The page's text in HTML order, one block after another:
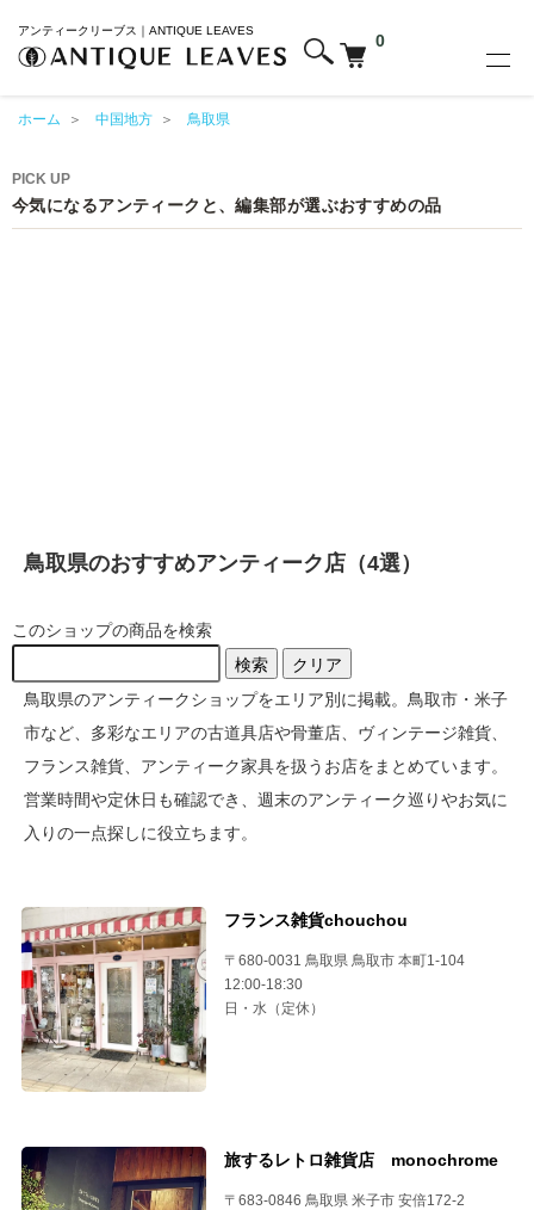
アンティークリーブス｜ANTIQUE LEAVES
0
ホーム ＞ 中国地方 ＞ 鳥取県
PICK UP
今気になるアンティークと、編集部が選ぶおすすめの品
鳥取県のおすすめアンティーク店（4選）
このショップの商品を検索
検索 クリア
鳥取県のアンティークショップをエリア別に掲載。鳥取市・米子
市など、多彩なエリアの古道具店や骨董店、ヴィンテージ雑貨、
フランス雑貨、アンティーク家具を扱うお店をまとめています。
営業時間や定休日も確認でき、週末のアンティーク巡りやお気に
入りの一点探しに役立ちます。
フランス雑貨chouchou
〒680-0031 鳥取県 鳥取市 本町1-104
12:00-18:30
日・水（定休）
旅するレトロ雑貨店 monochrome
〒683-0846 鳥取県 米子市 安倍172-2